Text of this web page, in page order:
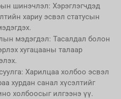
шинэчлэл: Хэрэглэгчдэд
хариу эсвэл статусын
мэдэгдэл: Тасалдал болон
хугацааны талаар
Харилцаа холбоо эсвэл
хурдан санал хүсэлтийг
холбоосыг илгээнэ үү.